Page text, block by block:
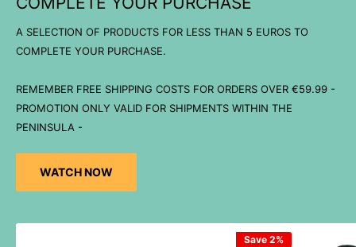
A SELECTION OF PRODUCTS FOR LESS THAN 5 EUROS TO
COMPLETE YOUR PURCHASE.
REMEMBER FREE SHIPPING COSTS FOR ORDERS OVER €59.99 -
PROMOTION ONLY VALID FOR SHIPMENTS WITHIN THE
PENINSULA -
WATCH NOW
Save 2%